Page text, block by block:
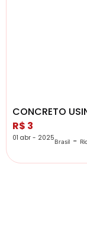
CONCRETO
R$ 3
01 abr - 2025Brasil -